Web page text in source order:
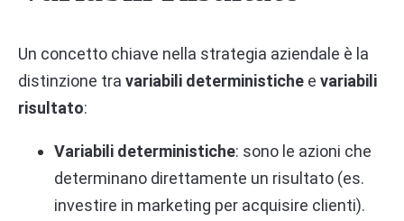
Un concetto chiave nella strategia aziendale è la
distinzione tra variabili deterministiche e variabili
risultato:
Variabili deterministiche: sono le azioni che
determinano direttamente un risultato (es.
investire in marketing per acquisire clienti).